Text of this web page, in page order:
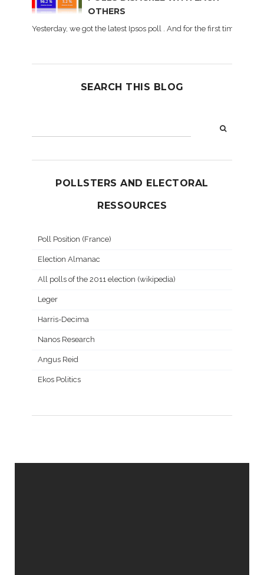
OTHERS
Yesterday, we got the latest Ipsos poll . And for the first time
SEARCH THIS BLOG
POLLSTERS AND ELECTORAL
RESSOURCES
Poll Position (France)
Election Almanac
All polls of the 2011 election (wikipedia)
Leger
Harris-Decima
Nanos Research
Angus Reid
Ekos Politics